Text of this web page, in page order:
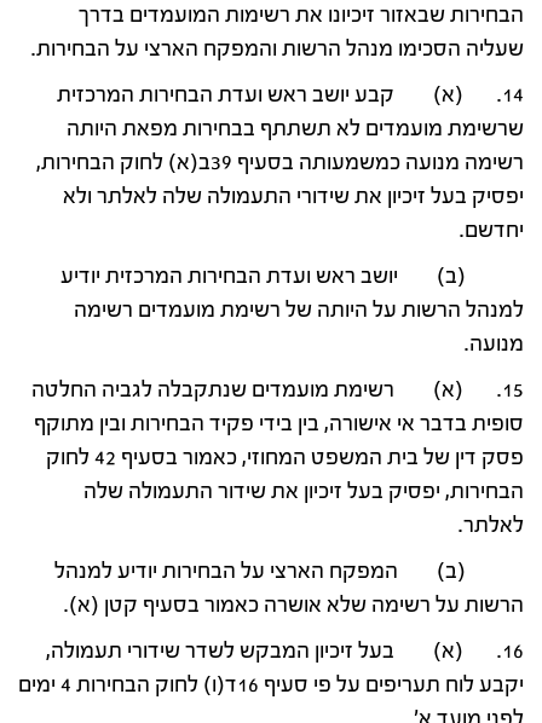
הבחירות שבאזור זיכיונו את רשימות המועמדים בדרך
שעליה הסכימו מנהל הרשות והמפקח הארצי על הבחירות.
14. (א) קבע יושב ראש ועדת הבחירות המרכזית
שרשימת מועמדים לא תשתתף בבחירות מפאת היותה
רשימה מנועה כמשמעותה בסעיף 39ב(א) לחוק הבחירות,
יפסיק בעל זיכיון את שידורי התעמולה שלה לאלתר ולא
יחדשם.
(ב) יושב ראש ועדת הבחירות המרכזית יודיע
למנהל הרשות על היותה של רשימת מועמדים רשימה
מנועה.
15. (א) רשימת מועמדים שנתקבלה לגביה החלטה
סופית בדבר אי אישורה, בין בידי פקיד הבחירות ובין מתוקף
פסק דין של בית המשפט המחוזי, כאמור בסעיף 42 לחוק
הבחירות, יפסיק בעל זיכיון את שידור התעמולה שלה
לאלתר.
(ב) המפקח הארצי על הבחירות יודיע למנהל
הרשות על רשימה שלא אושרה כאמור בסעיף קטן (א).
16. (א) בעל זיכיון המבקש לשדר שידורי תעמולה,
יקבע לוח תעריפים על פי סעיף 16ד(ו) לחוק הבחירות 4 ימים